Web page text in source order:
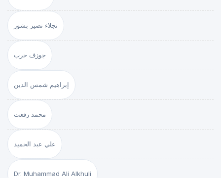
نجلاء نصير بشور
جوزف حرب
إبراهيم شمس الدين
محمد رفعت
علي عبد الحميد
Dr. Muhammad Ali Alkhuli